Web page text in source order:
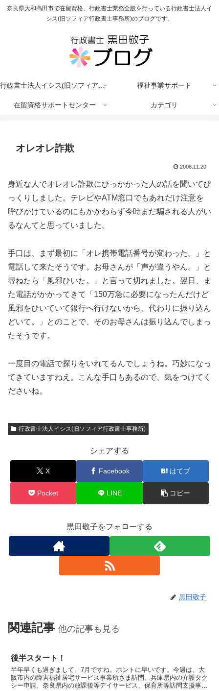
奈良県大和高田市で在留資格、行政書士業務全般を行っている行政書士法人イ
シス(旧ソフィア行政書士事務所)のブログです。
行政書士法人イシス(旧ソフィア行政書士事務所) 福祉事業サポート
在留資格サポートセンター カテゴリ
オレオレ詐欺
2008.11.20
身近な人でオレオレ詐欺にひっかかった人の話を聞いてび
っくりしました。テレビやATM窓口でもあれだけ注意を
呼びかけているのにもかかわらず今時まだ騙される人がい
るなんてと思っていました。
手口は、まず最初に「オレ携帯電話番号が変わった。」と
電話して来たそうです。お母さんが「声が違うやん。」と
尋ねたら「風邪ひいた。」と言って切れました。翌日、ま
た電話がかかってきて「150万急に必要になったんだけど
風邪をひいていて銀行へ行けないから、代わりに振り込ん
どいて。」とのことで、そのお母さんは振り込んでしまっ
たそうです。
一度目の電話で探りをいれてるんでしょうね。巧妙になっ
てきていますねえ。こんな手口もあるので、気をつけてく
ださいね。
行政書士法人イシス(旧ソフィア行政書士事務所)
シェアする
X Facebook はてブ
Pocket LINE コピー
黒田敬子をフォローする
黒田敬子
関連記事 他の記事も見る
後半スタート！
半年早くも過ぎまして。7月ですね。ホントに早いです。今週は、大
阪市内の障害福祉居宅サービス事業所さま訪問、兵庫県内の介護タク
シー申請、奈良県内の放課後等デイサービス、保育所等訪問支援事業